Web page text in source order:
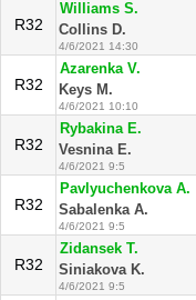
R32
Williams S.
Collins D.
4/6/2021 14:30
R32
Azarenka V.
Keys M.
4/6/2021 10:10
R32
Rybakina E.
Vesnina E.
4/6/2021 9:5
R32
Pavlyuchenkova A.
Sabalenka A.
4/6/2021 9:5
R32
Zidansek T.
Siniakova K.
4/6/2021 9:5